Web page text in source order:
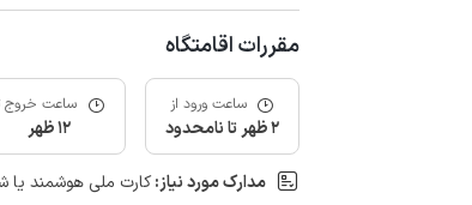
مقررات اقامتگاه
ساعت ورود از
2 ظهر تا نامحدود
ساعت خروج
12 ظهر
مدارک مورد نیاز:کارت ملی هوشمند یا